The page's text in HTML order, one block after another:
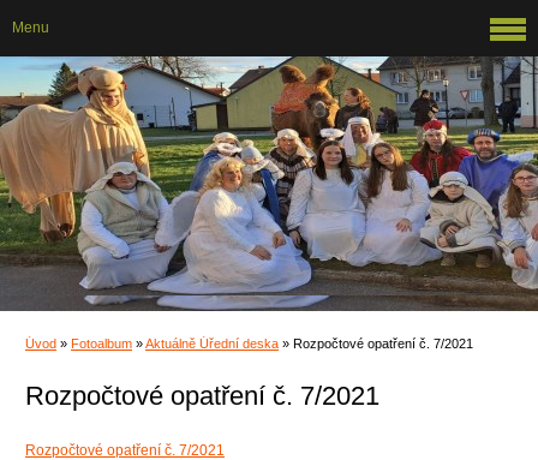
Úvod » Fotoalbum »Aktuálně Úřední deska » Rozpočtové opatření č. 7/2021
Rozpočtové opatření č. 7/2021
Rozpočtové opatření č. 7/2021
Menu